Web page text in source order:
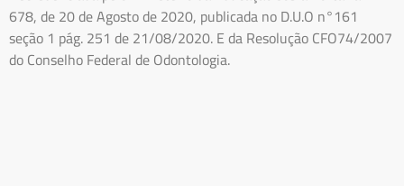
678, de 20 de Agosto de 2020, publicada no D.U.O n°161
seção 1 pág. 251 de 21/08/2020. E da Resolução CFO74/2007
do Conselho Federal de Odontologia.